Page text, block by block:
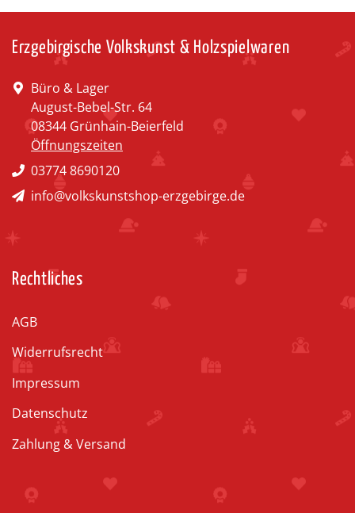
Erzgebirgische Volkskunst & Holzspielwaren
Büro & Lager
August-Bebel-Str. 64
08344 Grünhain-Beierfeld
Öffnungszeiten
03774 8690120
info@volkskunstshop-erzgebirge.de
Rechtliches
AGB
Widerrufsrecht
Impressum
Datenschutz
Zahlung & Versand